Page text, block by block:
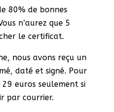
80% de bonnes
n’aurez que 5
le certificat.
nous avons reçu un
daté et signé. Pour
euros seulement si
par courrier.